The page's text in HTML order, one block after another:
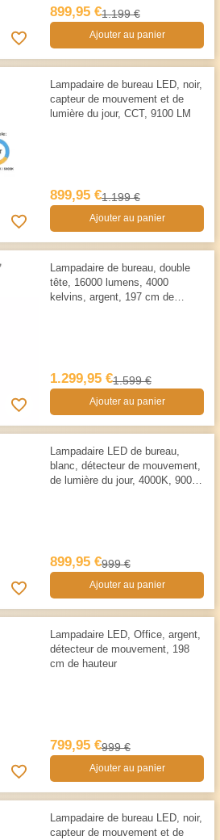
899,95 €1.199 €
Ajouter au panier
Lampadaire de bureau LED, noir,
capteur de mouvement et de
lumière du jour, CCT, 9100 LM
899,95 €1.199 €
Ajouter au panier
Lampadaire de bureau, double
tête, 16000 lumens, 4000
kelvins, argent, 197 cm de
1.299,95 €1.599 €
Ajouter au panier
Lampadaire LED de bureau,
blanc, détecteur de mouvement,
de lumière du jour, 4000K, 9000
899,95 €999 €
Ajouter au panier
Lampadaire LED, Office, argent,
détecteur de mouvement, 198
cm de hauteur
799,95 €999 €
Ajouter au panier
Lampadaire de bureau LED, noir,
capteur de mouvement et de